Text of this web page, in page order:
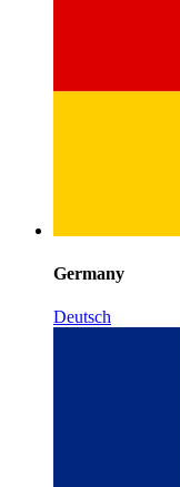
Germany
Deutsch